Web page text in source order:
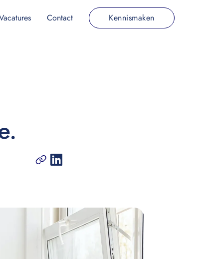
Contact Kennismaken